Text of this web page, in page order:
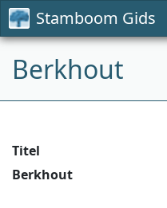
Stamboom Gids
Berkhout
Titel
Berkhout